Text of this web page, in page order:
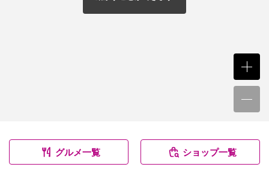
グルメ一覧 ショップ一覧